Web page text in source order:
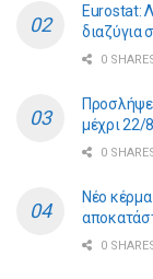
Eurostat:
διαζύγια
0
μέχρι 22/8
0
Νέο
0